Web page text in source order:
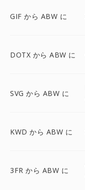
GIF から ABW に
DOTX から ABW に
SVG から ABW に
KWD から ABW に
3FR から ABW に